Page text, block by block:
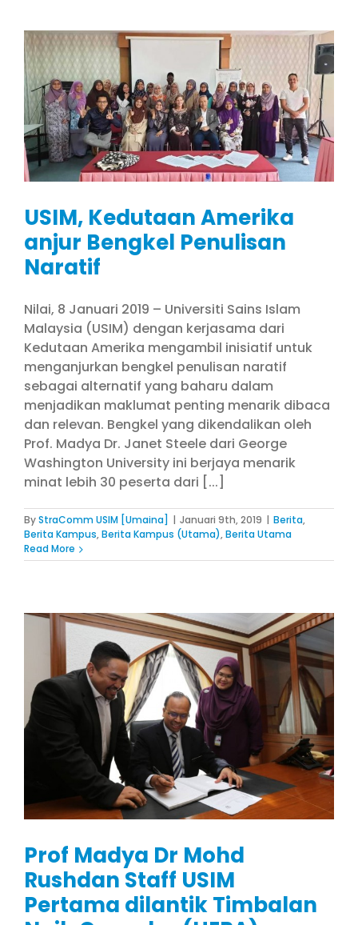
USIM, Kedutaan Amerika
anjur Bengkel Penulisan
Naratif
Nilai, 8 Januari 2019 – Universiti Sains Islam
Malaysia (USIM) dengan kerjasama dari
Kedutaan Amerika mengambil inisiatif untuk
menganjurkan bengkel penulisan naratif
sebagai alternatif yang baharu dalam
menjadikan maklumat penting menarik dibaca
dan relevan. Bengkel yang dikendalikan oleh
Prof. Madya Dr. Janet Steele dari George
Washington University ini berjaya menarik
minat lebih 30 peserta dari [...]
ByStraComm USIM [Umaina] | Januari 9th, 2019 | Berita,
Berita Kampus,Berita Kampus (Utama),Berita Utama
Read More
Prof Madya Dr Mohd
Rushdan Staff USIM
Pertama dilantik Timbalan